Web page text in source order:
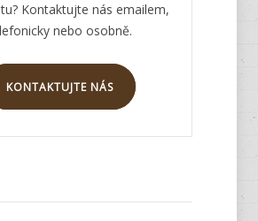
Kontaktujte nás emailem,
nebo osobně.
KONTAKTUJTE NÁS